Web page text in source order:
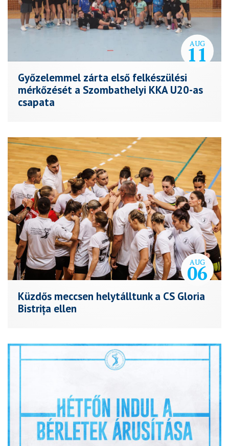
AUG
11
Győzelemmel zárta első felkészülési
mérkőzését a Szombathelyi KKA U20-as
csapata
AUG
06
Küzdős meccsen helytálltunk a CS Gloria
Bistrița ellen